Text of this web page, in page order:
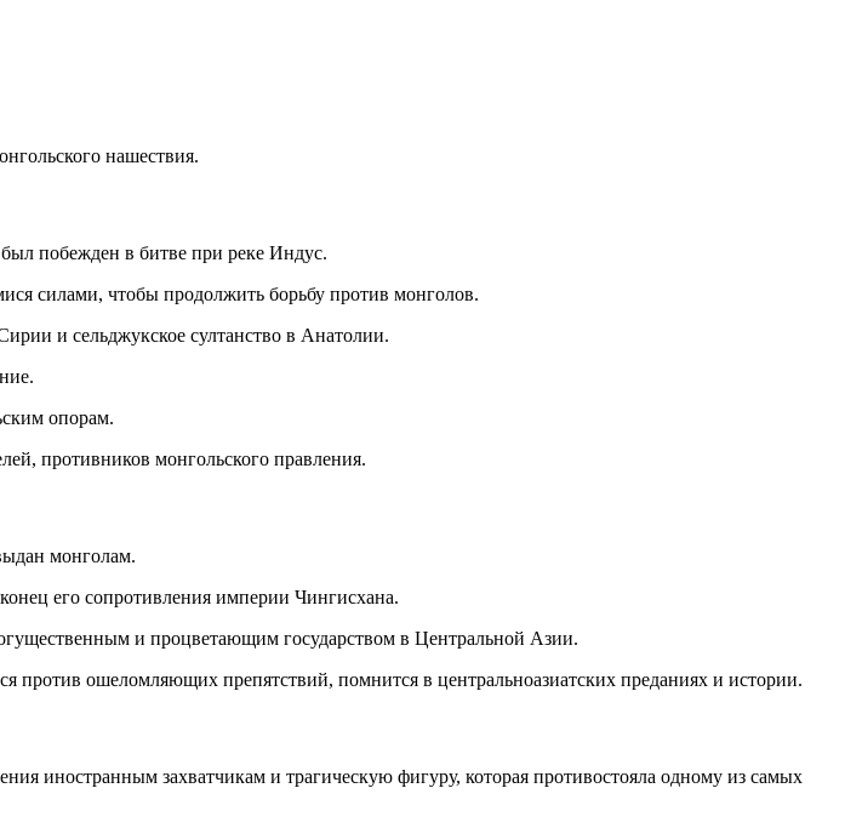
нашествия.
побежден в битве при реке Индус.
силами, чтобы продолжить борьбу против монголов.
и сельджукское султанство в Анатолии.
опорам.
противников монгольского правления.
монголам.
его сопротивления империи Чингисхана.
и процветающим государством в Центральной Азии.
против ошеломляющих препятствий, помнится в центральноазиатских преданиях и истории.
иностранным захватчикам и трагическую фигуру, которая противостояла одному из самых